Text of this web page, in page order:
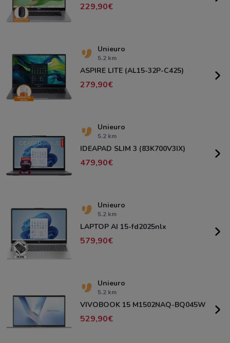
229,90
Unieuro
5.2 km
ASPIRE LITE (AL15-32P-C425)
279,90
Unieuro
5.2 km
IDEAPAD SLIM 3 (83K700V3IX)
479,90
Unieuro
5.2 km
LAPTOP AI 15-fd2025nlx
579,90
Unieuro
5.2 km
VIVOBOOK 15 M1502NAQ-BQ045W
529,90